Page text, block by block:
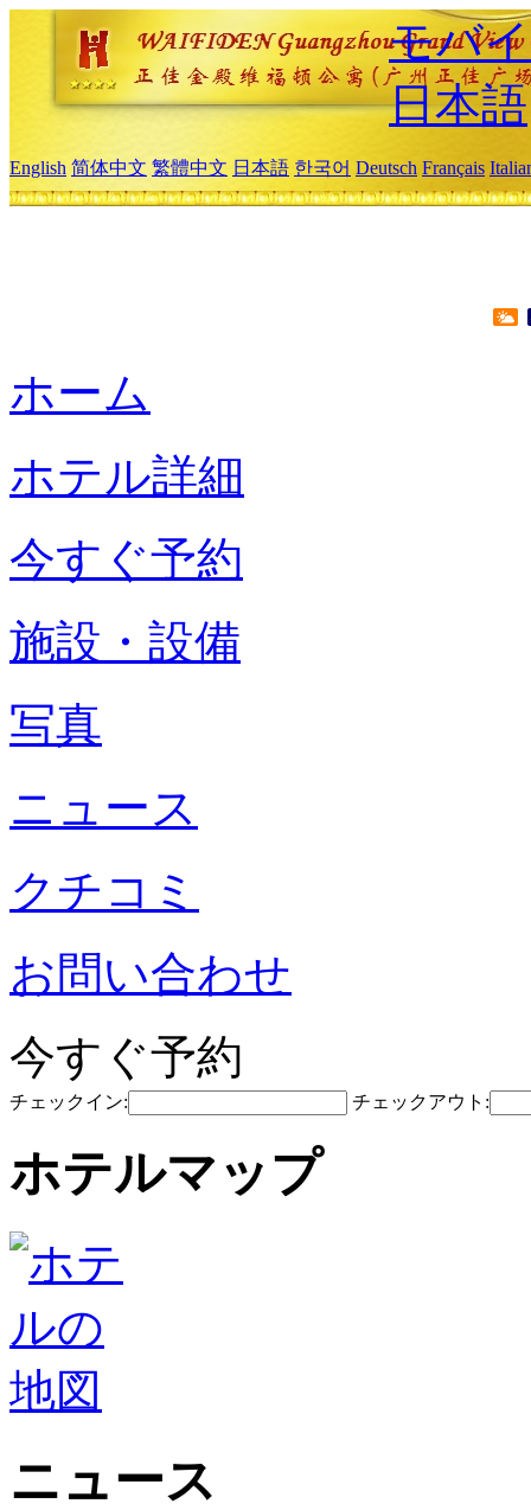
モバ
日本語
English 简体中文 繁體中文 日本語 한국어 Deutsch Français
ホーム
ホテル詳細
今すぐ予約
施設・設備
写真
ニュース
クチコミ
お問い合わせ
今すぐ予約
チェックイン: チェックアウト:
ホテルマップ
ニュース